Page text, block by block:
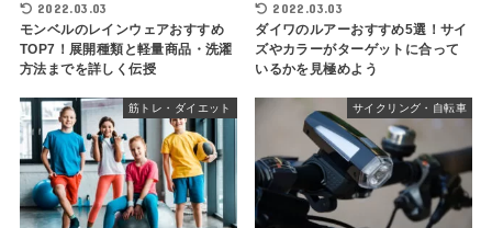
2022.03.03
モンベルのレインウェアおすすめ
TOP7！展開種類と軽量商品・洗濯
方法までを詳しく伝授
2022.03.03
ダイワのルアーおすすめ5選！サイ
ズやカラーがターゲットに合って
いるかを見極めよう
筋トレ・ダイエット サイクリング・自転車